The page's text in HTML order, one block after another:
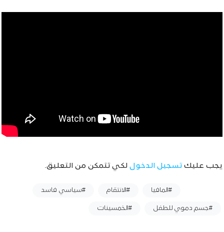
يجب عليك تسجيل الدخول لكي تتمكن من التعليق.
#المافيا #الانتقام #سياسي فاسد
#جسم دموي للطفل #الخمسينات